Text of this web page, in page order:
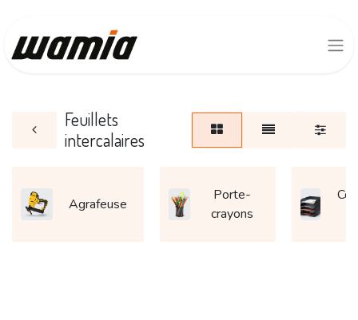
Feuillets
intercalaires
Agrafeuse
Porte-
crayons